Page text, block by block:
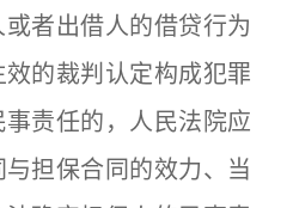
者出借人的借贷行为
的裁判认定构成犯罪
责任的，人民法院应
担保合同的效力、当